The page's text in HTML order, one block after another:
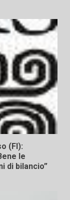
(FI):
le
di bilancio”